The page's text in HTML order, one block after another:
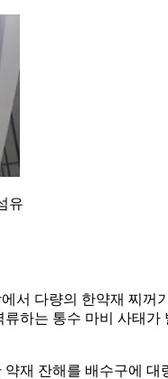
유
서 다량의 한약재 찌꺼
하는 통수 마비 사태가
재 잔해를 배수구에 대